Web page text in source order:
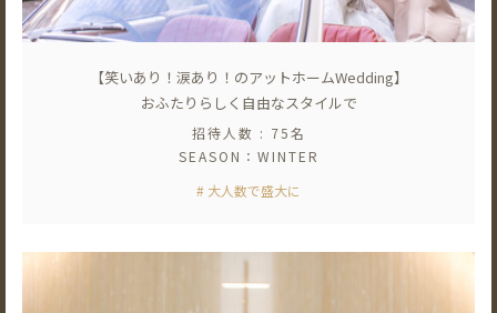
【笑いあり！涙あり！のアットホームWedding】
おふたりらしく自由なスタイルで
招待人数 : 75名
SEASON：WINTER
# 大人数で盛大に